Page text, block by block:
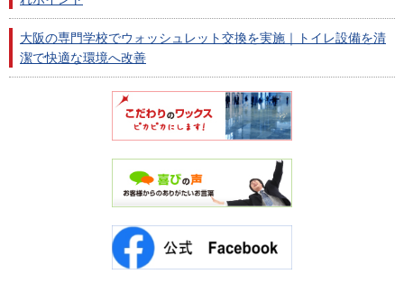
大阪の専門学校でウォッシュレット交換を実施｜トイレ設備を清
潔で快適な環境へ改善